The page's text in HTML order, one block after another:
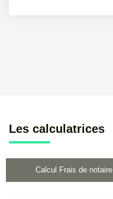
Les calculatrices
Calcul Frais de notaire